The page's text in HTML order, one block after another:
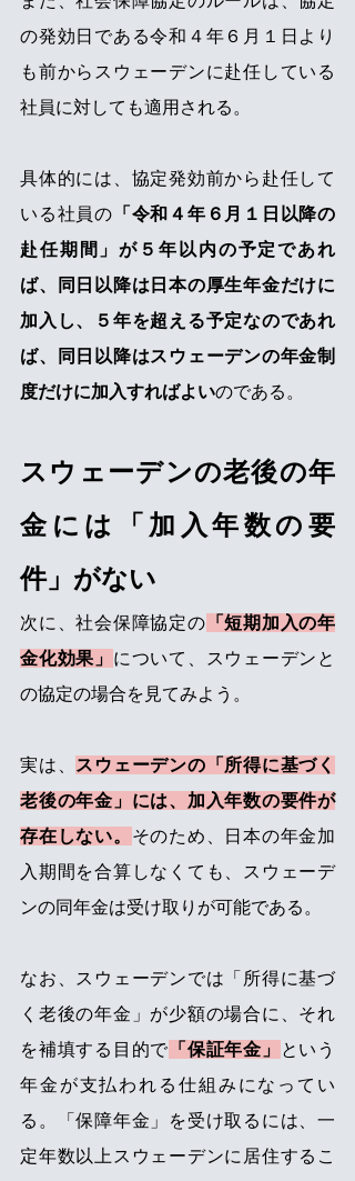
の発効日である令和４年６月１日より
も前からスウェーデンに赴任している
社員に対しても適用される。
具体的には、協定発効前から赴任して
いる社員の 「令和４年６月１日以降の
赴任期間」が５年以内の予定であれ
ば、同日以降は日本の厚生年金だけに
加入し、５年を超える予定なのであれ
ば、同日以降はスウェーデンの年金制
度だけに加入すればよいのである。
スウェーデンの老後の年
金には「加入年数の要
件」がない
次に、社会保障協定の 「短期加入の年
金化効果」 について、スウェーデンと
の協定の場合を見てみよう。
実は、 スウェーデンの「所得に基づく
老後の年金」には、加入年数の要件が
存在しない。 そのため、日本の年金加
入期間を合算しなくても、スウェーデ
ンの同年金は受け取りが可能である。
なお、スウェーデンでは「所得に基づ
く老後の年金」が少額の場合に、それ
を補填する目的で 「保証年金」
という
年金が支払われる仕組みになってい
る。「保障年金」を受け取るには、一
定年数以上スウェーデンに居住するこ